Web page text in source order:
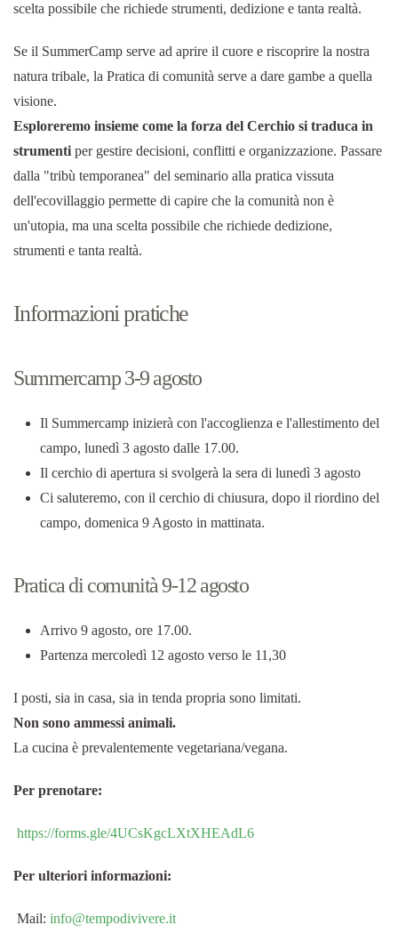
scelta possibile che richiede strumenti, dedizione e tanta realtà.
Se il SummerCamp serve ad aprire il cuore e riscoprire la nostra
natura tribale, la Pratica di comunità serve a dare gambe a quella
visione.
Esploreremo insieme come la forza del Cerchio si traduca in
strumenti per gestire decisioni, conflitti e organizzazione. Passare
dalla "tribù temporanea" del seminario alla pratica vissuta
dell'ecovillaggio permette di capire che la comunità non è
un'utopia, ma una scelta possibile che richiede dedizione,
strumenti e tanta realtà.
Informazioni pratiche
Summercamp 3-9 agosto
Il Summercamp inizierà con l'accoglienza e l'allestimento del
campo, lunedì 3 agosto dalle 17.00.
Il cerchio di apertura si svolgerà la sera di lunedì 3 agosto
Ci saluteremo, con il cerchio di chiusura, dopo il riordino del
campo, domenica 9 Agosto in mattinata.
Pratica di comunità 9-12 agosto
Arrivo 9 agosto, ore 17.00.
Partenza mercoledì 12 agosto verso le 11,30
I posti, sia in casa, sia in tenda propria sono limitati.
Non sono ammessi animali.
La cucina è prevalentemente vegetariana/vegana.
Per prenotare:
https://forms.gle/4UCsKgcLXtXHEAdL6
Per ulteriori informazioni:
Mail: info@tempodivivere.it